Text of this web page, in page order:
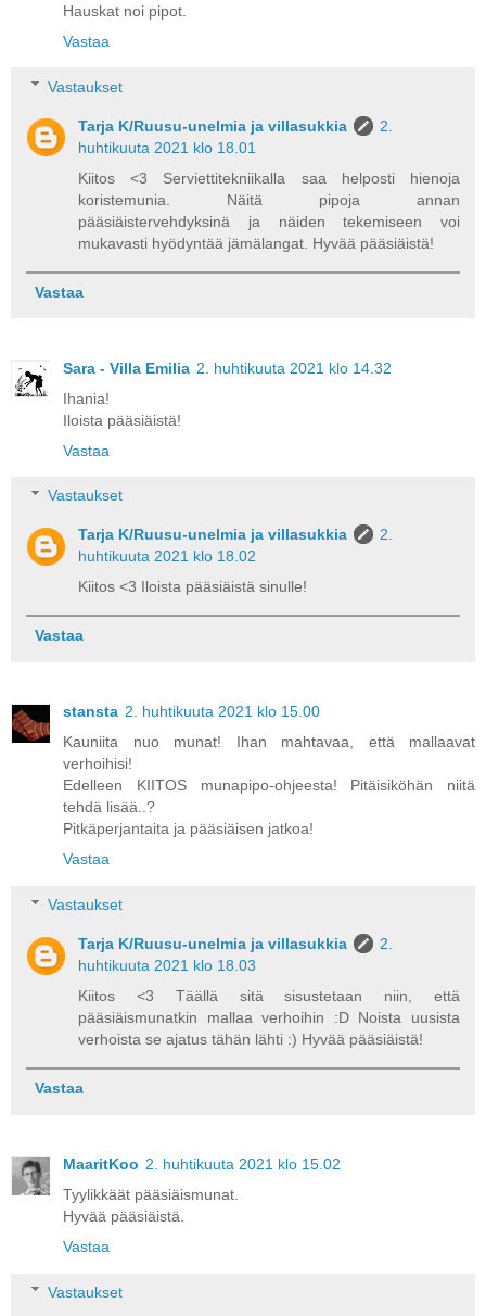
Hauskat noi pipot.
Vastaa
Vastaukset
Tarja K/Ruusu-unelmia ja villasukkia
2.
huhtikuuta 2021 klo 18.01
Kiitos <3 Serviettitekniikalla saa helposti hienoja
koristemunia. Näitä pipoja annan
pääsiäistervehdyksinä ja näiden tekemiseen voi
mukavasti hyödyntää jämälangat. Hyvää pääsiäistä!
Vastaa
Sara - Villa Emilia 2. huhtikuuta 2021 klo 14.32
Ihania!
Iloista pääsiäistä!
Vastaa
Vastaukset
Tarja K/Ruusu-unelmia ja villasukkia
2.
huhtikuuta 2021 klo 18.02
Kiitos <3 Iloista pääsiäistä sinulle!
Vastaa
stansta 2. huhtikuuta 2021 klo 15.00
Kauniita nuo munat! Ihan mahtavaa, että mallaavat
verhoihisi!
Edelleen KIITOS munapipo-ohjeesta! Pitäisiköhän niitä
tehdä lisää..?
Pitkäperjantaita ja pääsiäisen jatkoa!
Vastaa
Vastaukset
Tarja K/Ruusu-unelmia ja villasukkia
2.
huhtikuuta 2021 klo 18.03
Kiitos <3 Täällä sitä sisustetaan niin, että
pääsiäismunatkin mallaa verhoihin :D Noista uusista
verhoista se ajatus tähän lähti :) Hyvää pääsiäistä!
Vastaa
MaaritKoo 2. huhtikuuta 2021 klo 15.02
Tyylikkäät pääsiäismunat.
Hyvää pääsiäistä.
Vastaa
Vastaukset